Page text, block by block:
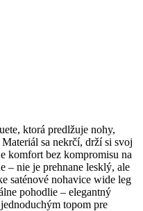
ktorá predlžuje nohy,
sa nekrčí, drží si svoj
komfort bez kompromisu na
– nie je prehnane lesklý, ale
saténové nohavice wide leg
pohodlie – elegantný
topom pre